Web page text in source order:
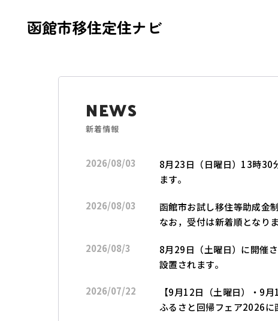
函館市移住定住ナビ
NEWS
新着情報
2026/08/03
8月23日（日曜日）13時30
ます。
2026/08/03
函館市お試し移住等助成金
なお，受付は新着順となりま
2026/08/3
8月29日（土曜日）に開催
設置されます。
2026/07/22
【9月12日（土曜日）・9
ふるさと回帰フェア2026に